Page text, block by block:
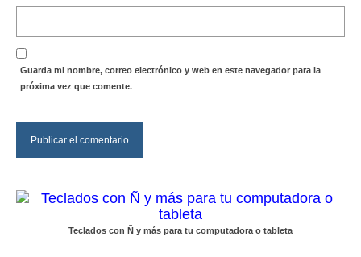
Guarda mi nombre, correo electrónico y web en este navegador para la
próxima vez que comente.
Teclados con Ñ y más para tu computadora o tableta